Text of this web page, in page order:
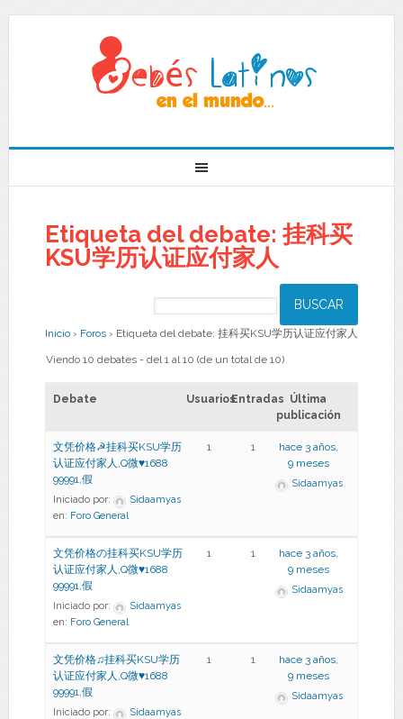
Etiqueta del debate: 挂科买
KSU学历认证应付家人
Inicio › Foros › Etiqueta del debate: 挂科买KSU学历认证应付家人
Viendo 10 debates - del 1 al 10 (de un total de 10)
Debate UsuariosEntradas Última
publicación
文凭价格☭挂科买KSU学历
认证应付家人,Q微♥1688
99991,假
Iniciado por:
Sidaamyas
en: Foro General
1 1
hace 3 años,
9 meses
Sidaamyas
文凭价格の挂科买KSU学历
认证应付家人,Q微♥1688
99991,假
Iniciado por:
Sidaamyas
en: Foro General
1 1
hace 3 años,
9 meses
Sidaamyas
文凭价格♫挂科买KSU学历
认证应付家人,Q微♥1688
99991,假
Iniciado por:
Sidaamyas
1 1
hace 3 años,
9 meses
Sidaamyas